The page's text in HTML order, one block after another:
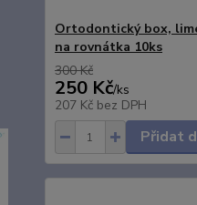
Ortodontický box,
na rovnátka 10ks
300 Kč
250 Kč/ks
207 Kč bez DPH
Přidat